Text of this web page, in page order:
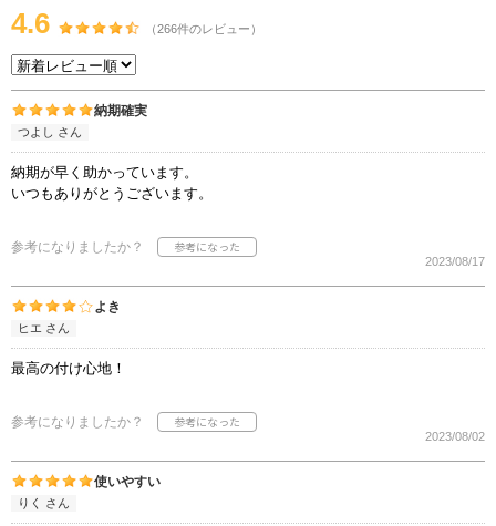
4.6 （266件のレビュー）
納期確実
つよし さん
納期が早く助かっています。
いつもありがとうございます。
参考になりましたか？
2023/08/17
よき
ヒエ さん
最高の付け心地！
参考になりましたか？
2023/08/02
使いやすい
りく さん